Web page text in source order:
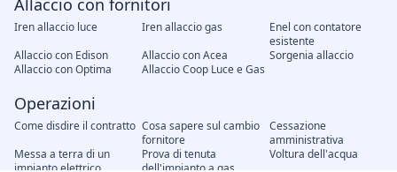
Allaccio con fornitori
Iren allaccio luce Iren allaccio gas
Enel con contatore
esistente
Allaccio con Edison
Allaccio con Acea
Sorgenia allaccio
Allaccio con Optima
Allaccio Coop Luce e Gas
Operazioni
Come disdire il contratto Cosa sapere sul cambio
fornitore
Cessazione
amministrativa
Messa a terra di un
impianto elettrico
Prova di tenuta
dell'impianto a gas
Voltura dell'acqua